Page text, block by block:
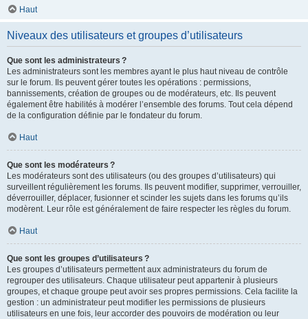
Haut
Niveaux des utilisateurs et groupes d’utilisateurs
Que sont les administrateurs ?
Les administrateurs sont les membres ayant le plus haut niveau de contrôle
sur le forum. Ils peuvent gérer toutes les opérations : permissions,
bannissements, création de groupes ou de modérateurs, etc. Ils peuvent
également être habilités à modérer l’ensemble des forums. Tout cela dépend
de la configuration définie par le fondateur du forum.
Haut
Que sont les modérateurs ?
Les modérateurs sont des utilisateurs (ou des groupes d’utilisateurs) qui
surveillent régulièrement les forums. Ils peuvent modifier, supprimer, verrouiller,
déverrouiller, déplacer, fusionner et scinder les sujets dans les forums qu’ils
modèrent. Leur rôle est généralement de faire respecter les règles du forum.
Haut
Que sont les groupes d’utilisateurs ?
Les groupes d’utilisateurs permettent aux administrateurs du forum de
regrouper des utilisateurs. Chaque utilisateur peut appartenir à plusieurs
groupes, et chaque groupe peut avoir ses propres permissions. Cela facilite la
gestion : un administrateur peut modifier les permissions de plusieurs
utilisateurs en une fois, leur accorder des pouvoirs de modération ou leur